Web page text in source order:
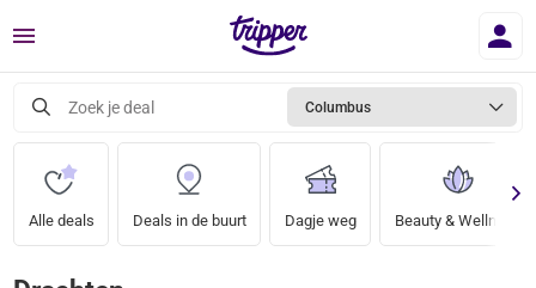
Menu
Zoek je deal Columbus
Alle deals Deals in de buurt Dagje weg Beauty & Wellness